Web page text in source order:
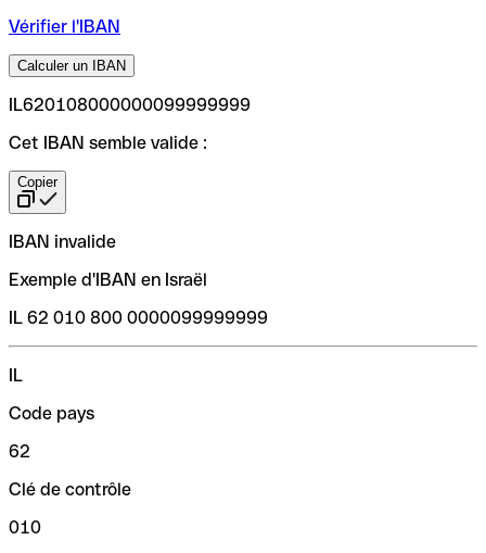
Vérifier l'IBAN
Calculer un IBAN
IL620108000000099999999
Cet IBAN semble valide :
Copier
IBAN invalide
Exemple d'IBAN en Israël
IL 62 010 800 0000099999999
IL
Code pays
62
Clé de contrôle
010